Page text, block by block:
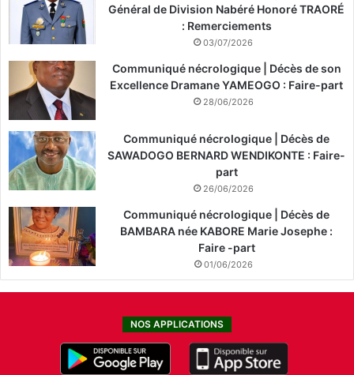
Général de Division Nabéré Honoré TRAORÉ
: Remerciements
03/07/2026
Communiqué nécrologique | Décès de son
Excellence Dramane YAMEOGO : Faire-part
28/06/2026
Communiqué nécrologique | Décès de
SAWADOGO BERNARD WENDIKONTE : Faire-
part
26/06/2026
Communiqué nécrologique | Décès de
BAMBARA née KABORE Marie Josephe :
Faire -part
01/06/2026
NOS APPLICATIONS